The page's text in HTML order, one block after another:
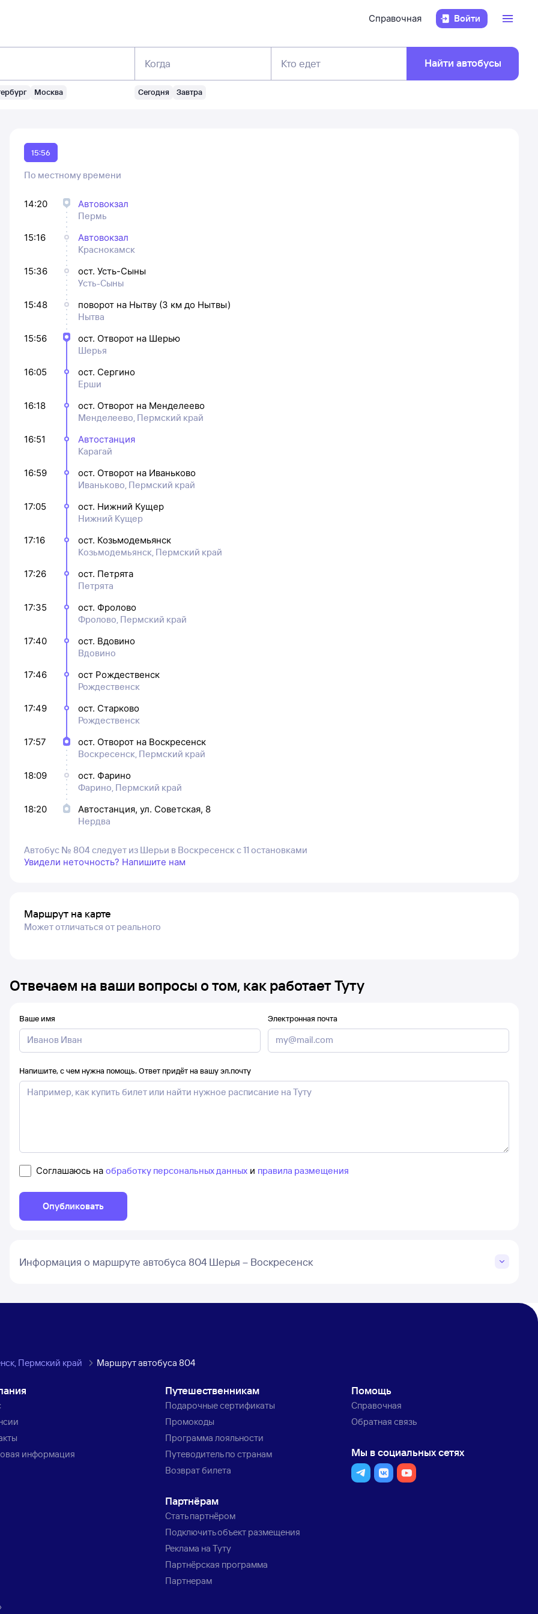
Справочная Войти
Москва
Когда
Сегодня Завтра
Кто едет Найти автобусы
15:56
По местному времени
14:20
Автовокзал
Пермь
15:16
Автовокзал
Краснокамск
15:36
ост. Усть-Сыны
Усть-Сыны
15:48
поворот на Нытву (3 км до Нытвы)
Нытва
15:56
ост. Отворот на Шерью
Шерья
16:05
ост. Сергино
Ерши
16:18
ост. Отворот на Менделеево
Менделеево, Пермский край
16:51
Автостанция
Карагай
16:59
ост. Отворот на Иваньково
Иваньково, Пермский край
17:05
ост. Нижний Кущер
Нижний Кущер
17:16
ост. Козьмодемьянск
Козьмодемьянск, Пермский край
17:26
ост. Петрята
Петрята
17:35
ост. Фролово
Фролово, Пермский край
17:40
ост. Вдовино
Вдовино
17:46
ост Рождественск
Рождественск
17:49
ост. Старково
Рождественск
17:57
ост. Отворот на Воскресенск
Воскресенск, Пермский край
18:09
ост. Фарино
Фарино, Пермский край
18:20
Автостанция, ул. Советская, 8
Нердва
Автобус № 804 следует из Шерьи в Воскресенск с 11 остановками
Увидели неточность? Напишите нам
Маршрут на карте
Может отличаться от реального
Отвечаем на ваши вопросы о том, как работает Туту
Ваше имя Электронная почта
Напишите, с чем нужна помощь. Ответ придёт на вашу эл.почту
Соглашаюсь на обработку персональных данных и правила размещения
Опубликовать
Информация о маршруте автобуса 804 Шерья – Воскресенск
Пермский край Маршрут автобуса 804
информация
Путешественникам
Подарочные сертификаты
Промокоды
Программа лояльности
Путеводитель по странам
Возврат билета
Партнёрам
Стать партнёром
Подключить объект размещения
Реклама на Туту
Партнёрская программа
Партнерам
Помощь
Справочная
Обратная связь
Мы в социальных сетях